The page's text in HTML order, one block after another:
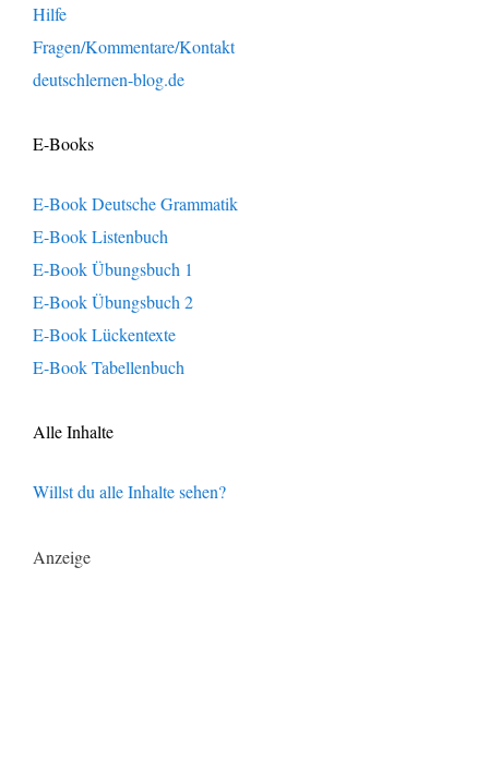
Hilfe
Fragen/Kommentare/Kontakt
deutschlernen-blog.de
E-Books
E-Book Deutsche Grammatik
E-Book Listenbuch
E-Book Übungsbuch 1
E-Book Übungsbuch 2
E-Book Lückentexte
E-Book Tabellenbuch
Alle Inhalte
Willst du alle Inhalte sehen?
Anzeige